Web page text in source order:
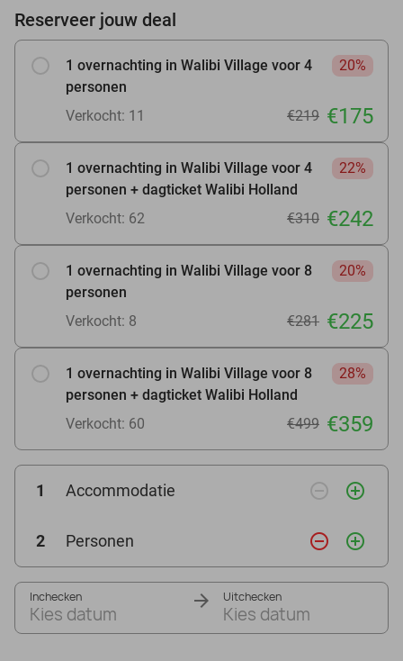
Reserveer jouw deal
1 overnachting in Walibi Village voor 4
personen
20%
Verkocht: 11 €219 €175
1 overnachting in Walibi Village voor 4
personen + dagticket Walibi Holland
22%
Verkocht: 62 €310 €242
1 overnachting in Walibi Village voor 8
personen
20%
Verkocht: 8 €281 €225
1 overnachting in Walibi Village voor 8
personen + dagticket Walibi Holland
28%
Verkocht: 60 €499 €359
1 Accommodatie remove_circle_outline add_circle_outline
2 Personen remove_circle_outline add_circle_outline
Inchecken
Kies datum
Uitchecken
Kies datum